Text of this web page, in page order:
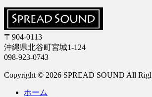
〒904-0113
沖縄県北谷町宮城1-124
098-923-0743
Copyright © 2026 SPREAD SOUND All
ホーム